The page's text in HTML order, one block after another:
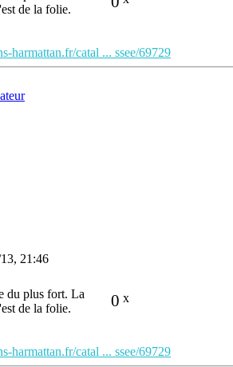
de la folie.
harmattan.fr/catal ... ssee/69729
21:46
0 x
du plus fort. La
de la folie.
harmattan.fr/catal ... ssee/69729